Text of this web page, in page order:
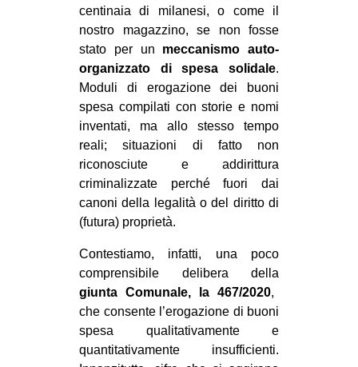
centinaia di milanesi, o come il
nostro magazzino, se non fosse
stato per un meccanismo auto-
organizzato di spesa solidale.
Moduli di erogazione dei buoni
spesa compilati con storie e nomi
inventati, ma allo stesso tempo
reali; situazioni di fatto non
riconosciute e addirittura
criminalizzate perché fuori dai
canoni della legalità o del diritto di
(futura) proprietà.
Contestiamo, infatti, una poco
comprensibile delibera della
giunta Comunale, la 467/2020,
che consente l’erogazione di buoni
spesa qualitativamente e
quantitativamente insufficienti.